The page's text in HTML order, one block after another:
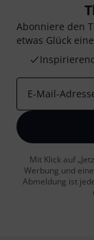
Abonniere den
etwas Glück
E-Mail-
Mit Klick auf
Werbung und
Abmeldung ist